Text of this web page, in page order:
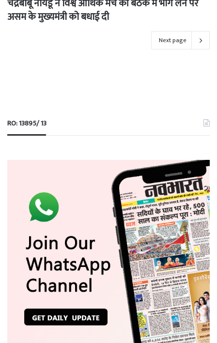
चंद्रबाबू नायडू ने विश्व आर्थिक मंच की बैठक में भाग लेने पर
असम के मुख्यमंत्री को बधाई दी
Next page
RO: 13895/ 13